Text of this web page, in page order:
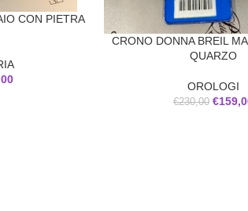
CON PIETRA
CRONO DONNA BREIL
QUARZO
OROLOGI
€230,00 €